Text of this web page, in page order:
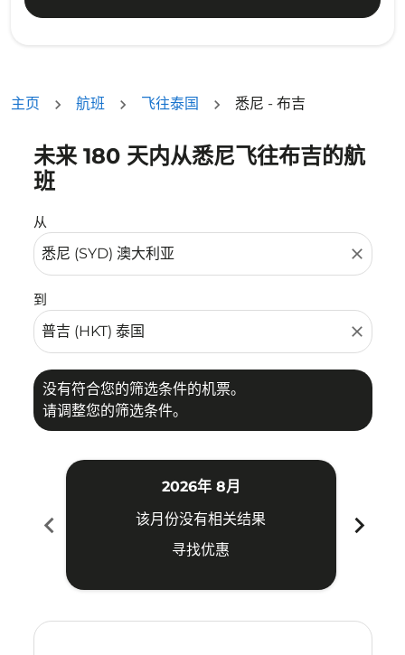
主页 航班 飞往泰国 悉尼 - 布吉
未来 180 天内从悉尼飞往布吉的航
班
从
close
到
close
没有符合您的筛选条件的机票。
请调整您的筛选条件。
没有符合您的筛选条件的机票。请调整您的筛选条件。
chevron_left
2026年 8月
该月份没有相关结果
寻找优惠
chevron_right